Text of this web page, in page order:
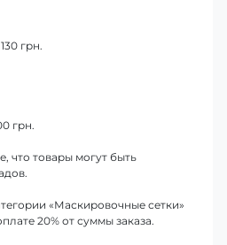
грн.
грн.
что товары могут быть
«Маскировочные сетки»
20% от суммы заказа.